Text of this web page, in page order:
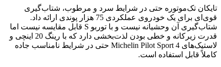
تایکان تک‌موتوره حتی در شرایط سرد و مرطوب، شتاب‌گیری
قوی‌ای برای یک خودروی عملکردی 75 هزار پوندی ارائه داد.
شتاب‌گیری آن وحشیانه نیست و با توربو S قابل مقایسه نیست اما
قدرت زیرکانه و خطی بودن لذت‌بخشی دارد که با رینگ 20 اینچی و
لاستیک‌های Michelin Pilot Sport 4 حتی در شرایط نامناسب جاده
کاملاً قابل استفاده است.